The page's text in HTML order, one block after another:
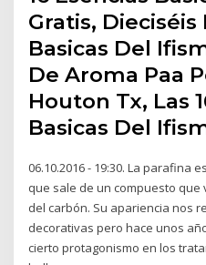
Gratis, Dieciséis
Basicas Del
De Aroma Paa
Houton Tx, Las
Basicas Del
06.10.2016 - 19:30. La parafina
que sale de un compuesto
del carbón. Su apariencia nos
decorativas pero hace unos
cierto protagonismo en los